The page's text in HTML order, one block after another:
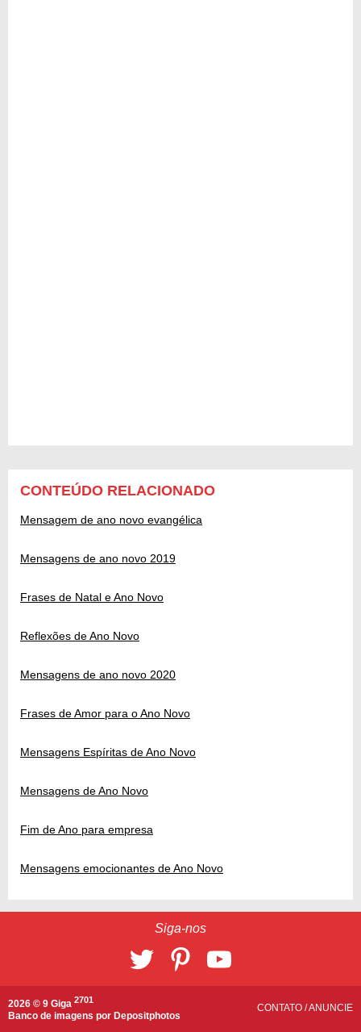
CONTEÚDO RELACIONADO
Mensagem de ano novo evangélica
Mensagens de ano novo 2019
Frases de Natal e Ano Novo
Reflexões de Ano Novo
Mensagens de ano novo 2020
Frases de Amor para o Ano Novo
Mensagens Espíritas de Ano Novo
Mensagens de Ano Novo
Fim de Ano para empresa
Mensagens emocionantes de Ano Novo
Siga-nos
2026 © 9 Giga 2701
Banco de imagens por Depositphotos
CONTATO /ANUNCIE